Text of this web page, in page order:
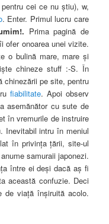
cei ce nu ştiu), w,
. Enter. Primul lucru care
Prima pagină de
ofer onoarea unei vizite.
o bulină mare, mare şi
chineze stuff :-S. În
chinezării pe site, pentru
fiabilitate. Apoi observ
asemănător cu sute de
în vremurile de instruire
Inevitabil intru în meniul
în privinţa ţării, site-ul
samuraii japonezi.
între ei deşi dacă aş fi
această confuzie. Deci
de viaţă înşiruită acolo.